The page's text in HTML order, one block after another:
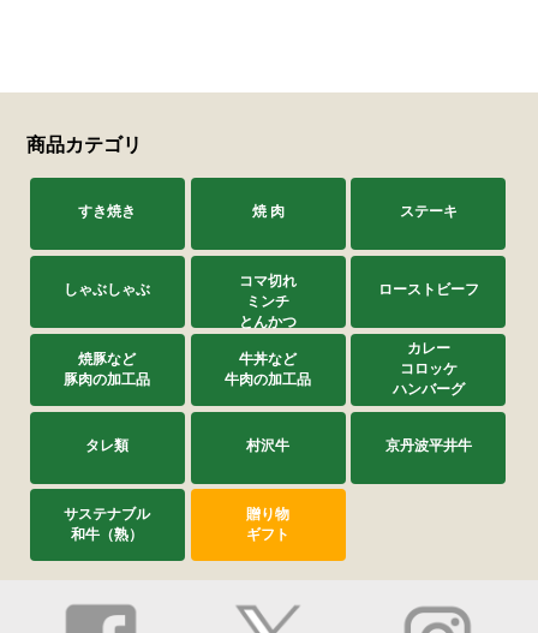
商品カテゴリ
すき焼き 焼 肉 ステーキ
しゃぶしゃぶ
コマ切れ
ミンチ
とんかつ
ローストビーフ
焼豚など
豚肉の加工品
牛丼など
牛肉の加工品
カレー
コロッケ
ハンバーグ
タレ類 村沢牛 京丹波平井牛
サステナブル
和牛（熟）
贈り物
ギフト